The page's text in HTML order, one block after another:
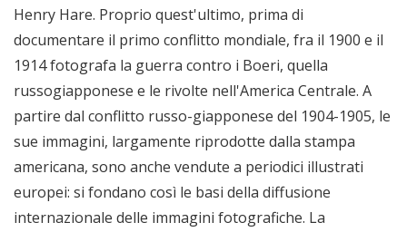
Henry Hare. Proprio quest'ultimo, prima di
documentare il primo conflitto mondiale, fra il 1900 e il
1914 fotografa la guerra contro i Boeri, quella
russogiapponese e le rivolte nell'America Centrale. A
partire dal conflitto russo-giapponese del 1904-1905, le
sue immagini, largamente riprodotte dalla stampa
americana, sono anche vendute a periodici illustrati
europei: si fondano così le basi della diffusione
internazionale delle immagini fotografiche. La